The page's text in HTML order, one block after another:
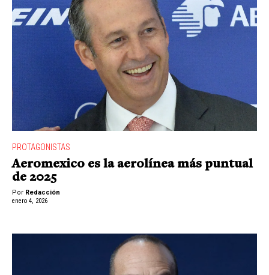
PROTAGONISTAS
Aeromexico es la aerolínea más puntual
de 2025
Por Redacción
enero 4, 2026